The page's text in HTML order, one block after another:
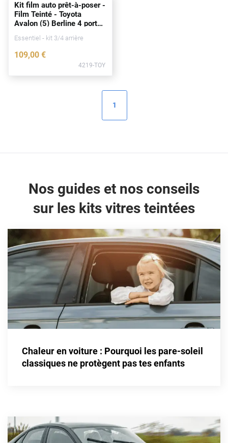
Land Rover
Mini
Skoda
Tesla
Toyota
Volkswagen
Alfa Romeo
Aston Martin
Buick
Kit film auto prêt-à-poser -
Film Teinté - Toyota
Avalon (5) Berline 4portes
Essentiel - kit 3/4 arrière
109,00 €
4219-TOY
1
Nos guides et nos conseils
sur les kits vitres teintées
Chaleur en voiture : Pourquoi les pare-soleil
classiques ne protègent pas tes enfants